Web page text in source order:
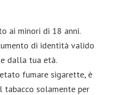
ai minori di 18 anni.
di identità valido
dalla tua età.
fumare sigarette, è
solamente per